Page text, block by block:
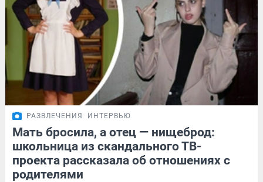
РАЗВЛЕЧЕНИЯ ИНТЕРВЬЮ
Мать бросила, а отец — нищеброд:
школьница из скандального ТВ-
проекта рассказала об отношениях с
родителями